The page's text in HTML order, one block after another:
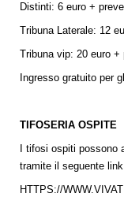
Distinti: 6 euro +
Tribuna Laterale: 12
Tribuna vip: 20 euro +
Ingresso gratuito per
TIFOSERIA OSPITE
I tifosi ospiti possono
tramite il seguente
HTTPS://